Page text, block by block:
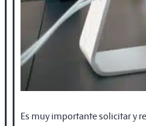
Es muy importante solicitar y